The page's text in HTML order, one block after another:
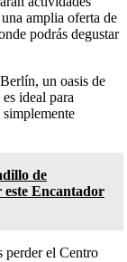
amplia oferta de
podrás degustar
un oasis de
ideal para
de
Encantador
perder el Centro